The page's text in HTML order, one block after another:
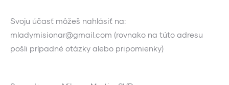
Svoju účasť môžeš nahlásiť na:
mladymisionar@gmail.com (rovnako na túto adresu
pošli prípadné otázky alebo pripomienky)